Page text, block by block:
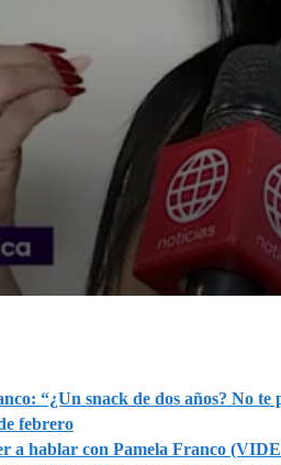
“¿Un snack de dos años? No te
febrero
a hablar con Pamela Franco